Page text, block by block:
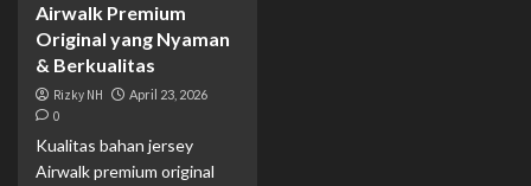
Airwalk Premium
Original yang Nyaman
& Berkualitas
Rizky NH April 23, 2026
0
Kualitas bahan jersey
Airwalk premium original